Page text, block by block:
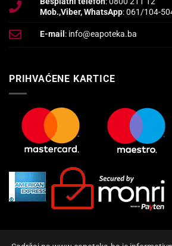
Mob.,Viber, WhatsApp: 061/104-
E-mail : info@eapoteka.ba
PRIHVAĆENE KARTICE